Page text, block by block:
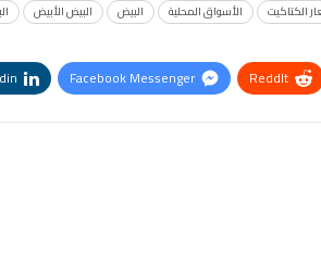
الكتاكيت الأسواق المحلية البيض البيض الأبيض
ReddIt
Facebook Messenger